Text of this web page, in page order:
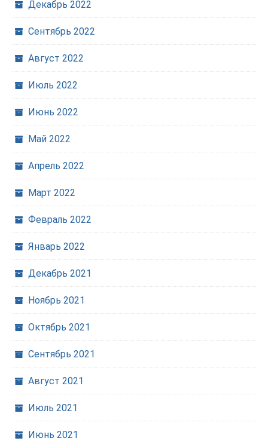
Декабрь 2022
Сентябрь 2022
Август 2022
Июль 2022
Июнь 2022
Май 2022
Апрель 2022
Март 2022
Февраль 2022
Январь 2022
Декабрь 2021
Ноябрь 2021
Октябрь 2021
Сентябрь 2021
Август 2021
Июль 2021
Июнь 2021